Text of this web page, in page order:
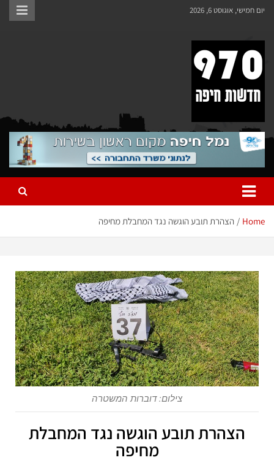
יום חמישי, אוגוסט 6, 2026
970 חדשות חיפה
970 חדשות חיפה
Home הצהרת תובע הוגשה נגד המחבלת מחיפה
צילום: דוברות המשטרה
הצהרת תובע הוגשה נגד המחבלת
מחיפה